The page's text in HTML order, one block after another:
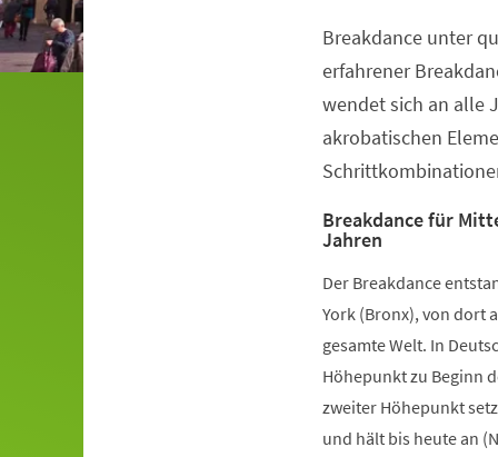
Breakdance unter
erfahrener
wendet sich an alle
akrobatischen
Breakdance für
Jahren
Der Breakdance
York (Bronx), von dort
gesamte Welt. In
Höhepunkt zu Beginn
zweiter Höhepunkt
und hält bis heute an